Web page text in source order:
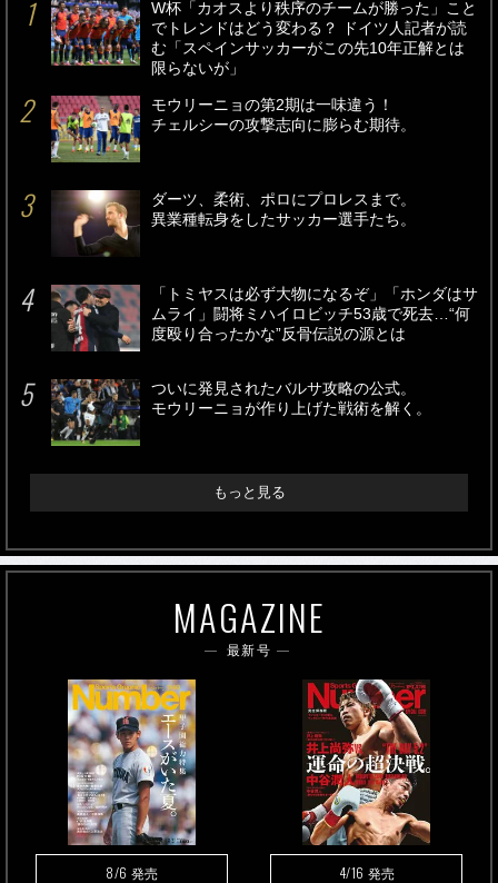
W杯「カオスより秩序のチームが勝った」こと
でトレンドはどう変わる？ ドイツ人記者が読
む「スペインサッカーがこの先10年正解とは
限らないが」
モウリーニョの第2期は一味違う！
チェルシーの攻撃志向に膨らむ期待。
ダーツ、柔術、ポロにプロレスまで。
異業種転身をしたサッカー選手たち。
「トミヤスは必ず大物になるぞ」「ホンダはサ
ムライ」闘将ミハイロビッチ53歳で死去…“何
度殴り合ったかな”反骨伝説の源とは
ついに発見されたバルサ攻略の公式。
モウリーニョが作り上げた戦術を解く。
もっと見る
MAGAZINE
最新号
8/6 発売 4/16 発売